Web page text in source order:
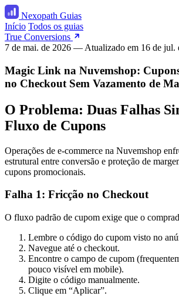
Nexopath Guias
Início Todos os guias
True Conversions
7 de mai. de 2026 — Atualizado em 16 de jul.
Magic Link na Nuvemshop:
no Checkout Sem Vazamento de
O Problema: Duas Falhas
Fluxo de Cupons
Operações de e-commerce na Nuvemshop
estrutural entre conversão e proteção de
cupons promocionais.
Falha 1: Fricção no Checkout
O fluxo padrão de cupom exige que o
Lembre o código do cupom visto no
Navegue até o checkout.
Encontre o campo de cupom
pouco visível em mobile).
Digite o código manualmente.
Clique em “Aplicar”.